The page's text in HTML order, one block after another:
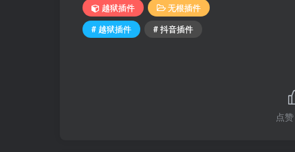
越狱插件
无根插件
# 越狱插件
# 抖音插件
点赞